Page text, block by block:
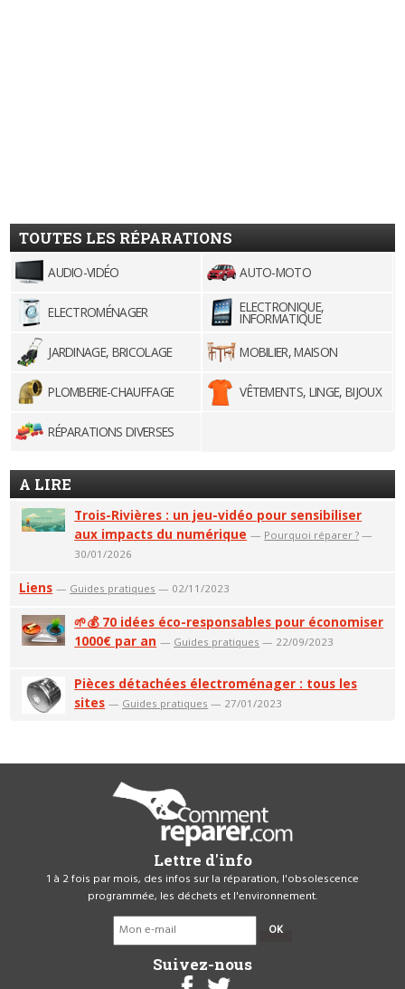
TOUTES LES RÉPARATIONS
AUDIO-VIDÉO AUTO-MOTO
ELECTROMÉNAGER ELECTRONIQUE,
INFORMATIQUE
JARDINAGE, BRICOLAGE
MOBILIER, MAISON
PLOMBERIE-CHAUFFAGE VÊTEMENTS, LINGE, BIJOUX
RÉPARATIONS DIVERSES
A LIRE
Trois-Rivières : un jeu-vidéo pour sensibiliser
aux impacts du numérique — Pourquoi réparer ? —
30/01/2026
Liens — Guides pratiques — 02/11/2023
🌱💰 70 idées éco-responsables pour économiser
1000€ par an — Guides pratiques — 22/09/2023
Pièces détachées électroménager : tous les
sites — Guides pratiques — 27/01/2023
Lettre d'info
1 à 2 fois par mois, des infos sur la réparation, l'obsolescence
programmée, les déchets et l'environnement.
OK
Suivez-nous